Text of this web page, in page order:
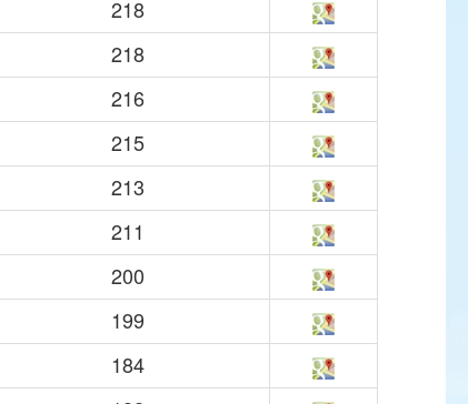
218
218
216
215
213
211
200
199
184